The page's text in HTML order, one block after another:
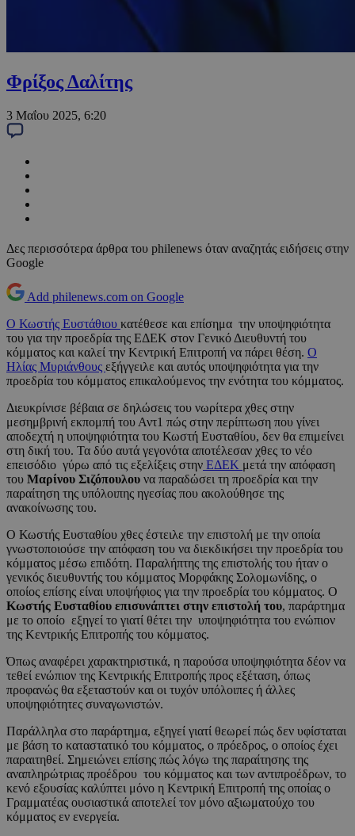
Φρίξος Δαλίτης
3 Μαΐου 2025, 6:20
Δες περισσότερα άρθρα του philenews όταν αναζητάς ειδήσεις στην
Google
Add philenews.com on Google
Ο Κωστής Ευστάθιου κατέθεσε και επίσημα την υποψηφιότητα
του για την προεδρία της ΕΔΕΚ στον Γενικό Διευθυντή του
κόμματος και καλεί την Κεντρική Επιτροπή να πάρει θέση. Ο
Ηλίας Μυριάνθους εξήγγειλε και αυτός υποψηφιότητα για την
προεδρία του κόμματος επικαλούμενος την ενότητα του κόμματος.
Διευκρίνισε βέβαια σε δηλώσεις του νωρίτερα χθες στην
μεσημβρινή εκπομπή του Αντ1 πώς στην περίπτωση που γίνει
αποδεχτή η υποψηφιότητα του Κωστή Ευσταθίου, δεν θα επιμείνει
στη δική του. Τα δύο αυτά γεγονότα αποτέλεσαν χθες το νέο
επεισόδιο γύρω από τις εξελίξεις στην ΕΔΕΚ μετά την απόφαση
του Μαρίνου Σιζόπουλου να παραδώσει τη προεδρία και την
παραίτηση της υπόλοιπης ηγεσίας που ακολούθησε της
ανακοίνωσης του.
Ο Κωστής Ευσταθίου χθες έστειλε την επιστολή με την οποία
γνωστοποιούσε την απόφαση του να διεκδικήσει την προεδρία του
κόμματος μέσω επιδότη. Παραλήπτης της επιστολής του ήταν ο
γενικός διευθυντής του κόμματος Μορφάκης Σολομωνίδης, ο
οποίος επίσης είναι υποψήφιος για την προεδρία του κόμματος. Ο
Κωστής Ευσταθίου επισυνάπτει στην επιστολή του, παράρτημα
με το οποίο εξηγεί το γιατί θέτει την υποψηφιότητα του ενώπιον
της Κεντρικής Επιτροπής του κόμματος.
Όπως αναφέρει χαρακτηριστικά, η παρούσα υποψηφιότητα δέον να
τεθεί ενώπιον της Κεντρικής Επιτροπής προς εξέταση, όπως
προφανώς θα εξεταστούν και οι τυχόν υπόλοιπες ή άλλες
υποψηφιότητες συναγωνιστών.
Παράλληλα στο παράρτημα, εξηγεί γιατί θεωρεί πώς δεν υφίσταται
με βάση το καταστατικό του κόμματος, ο πρόεδρος, ο οποίος έχει
παραιτηθεί. Σημειώνει επίσης πώς λόγω της παραίτησης της
αναπληρώτριας προέδρου του κόμματος και των αντιπροέδρων, το
κενό εξουσίας καλύπτει μόνο η Κεντρική Επιτροπή της οποίας ο
Γραμματέας ουσιαστικά αποτελεί τον μόνο αξιωματούχο του
κόμματος εν ενεργεία.